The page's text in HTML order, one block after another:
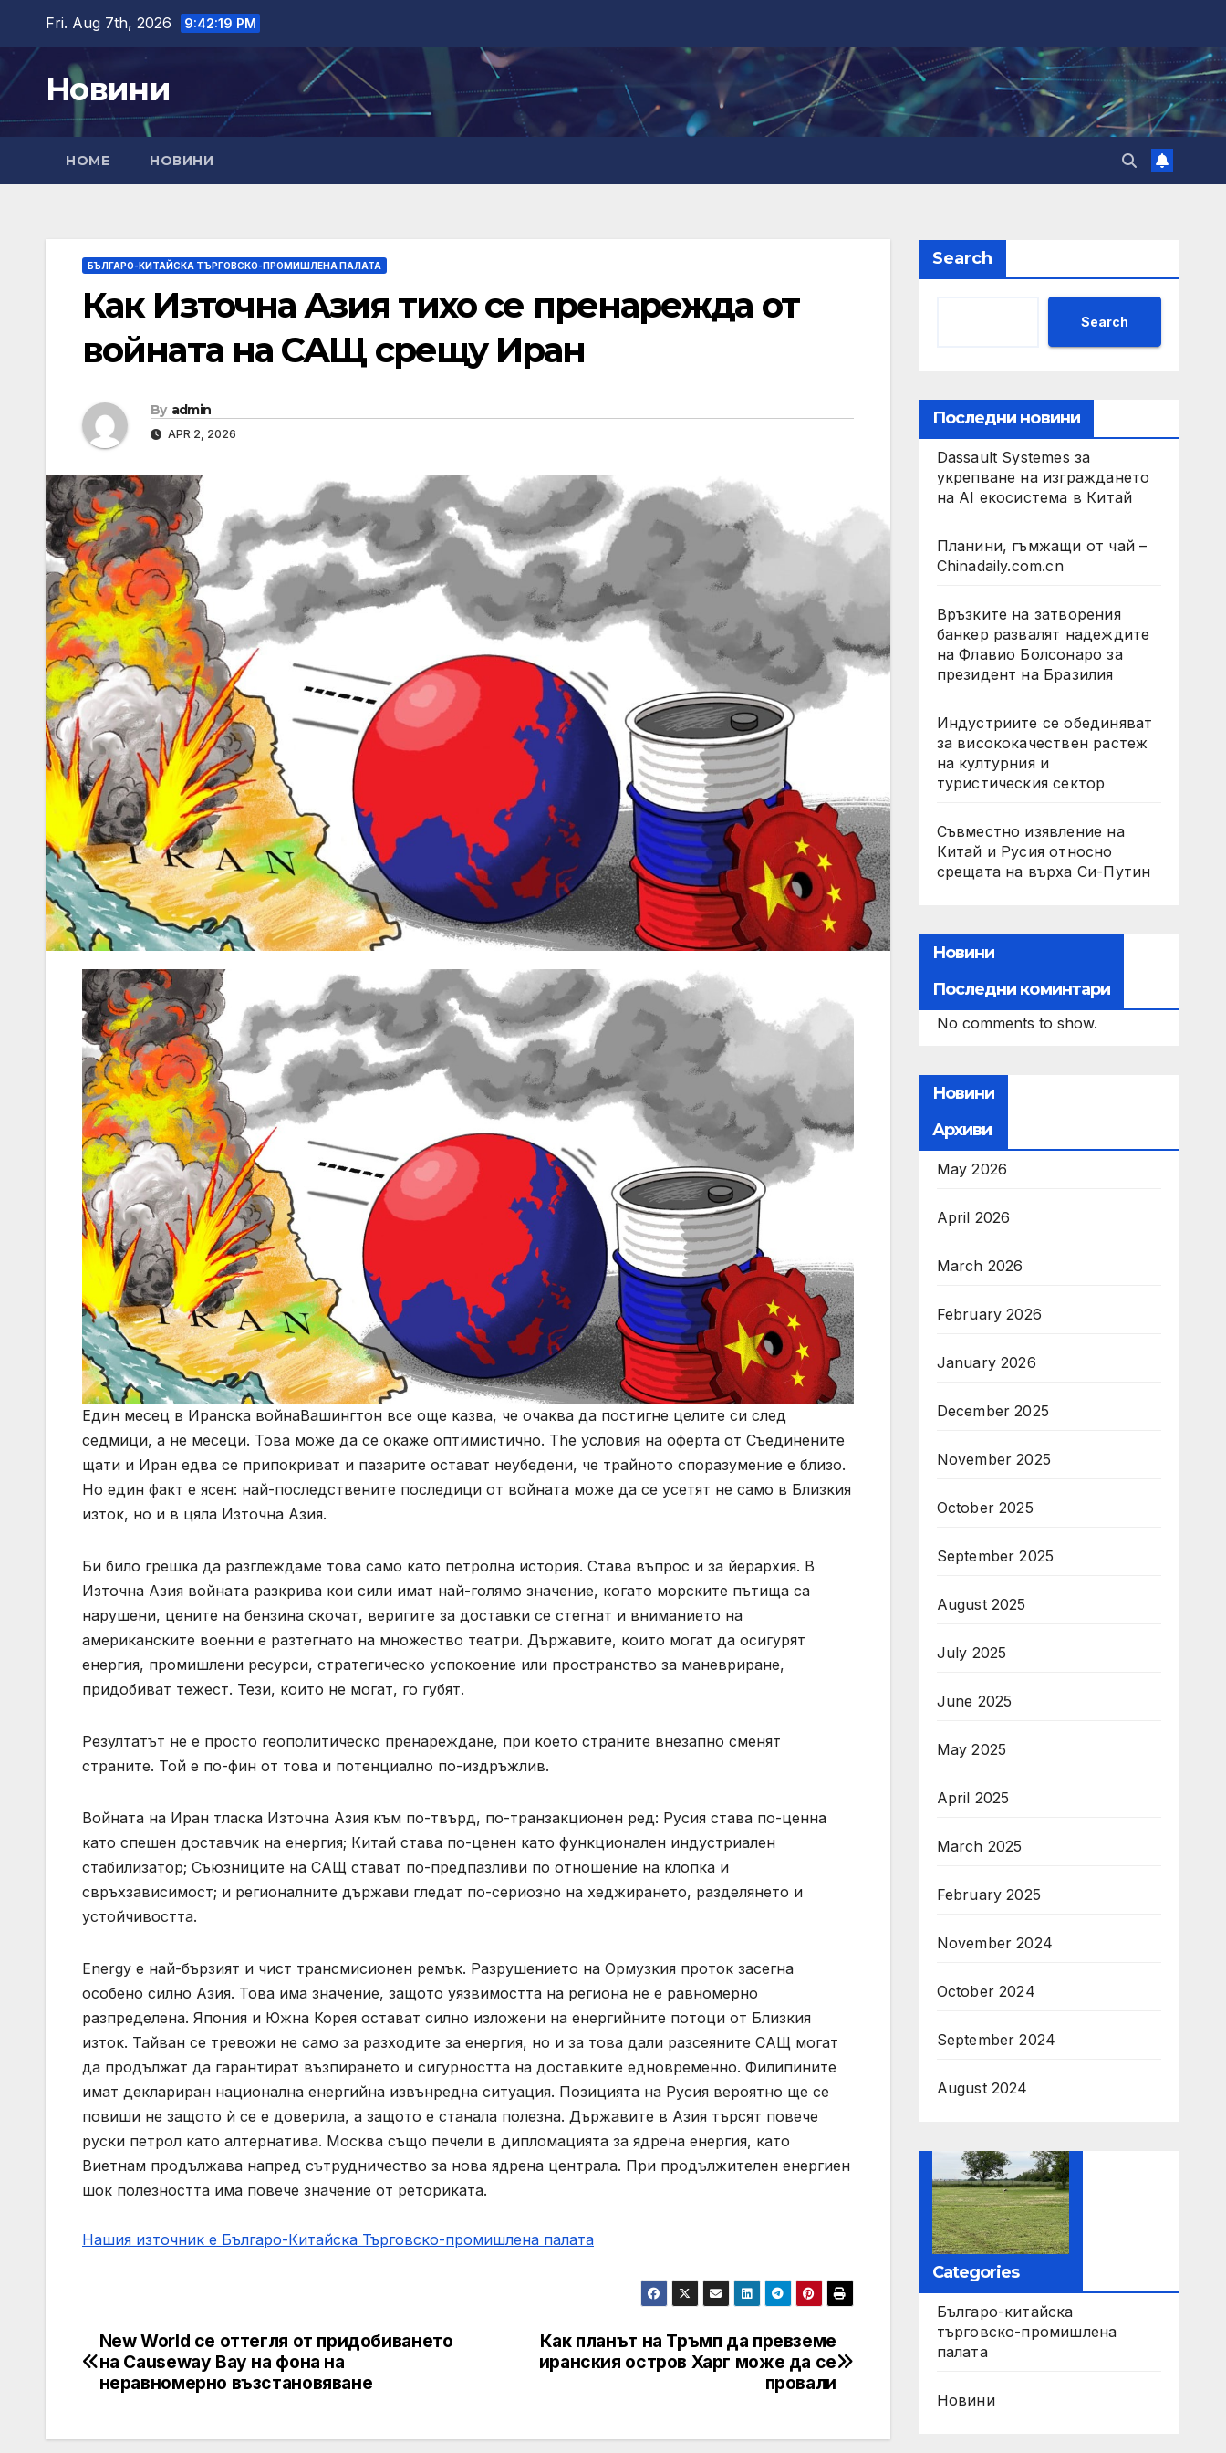
content
Fri. Aug 7th, 2026 9:42:20 PM
Новини
HOME НОВИНИ
БЪЛГАРО-КИТАЙСКА ТЪРГОВСКО-ПРОМИШЛЕНА ПАЛАТА
Как Източна Азия тихо се пренарежда от
войната на САЩ срещу Иран
By admin
APR 2, 2026
Един месец в Иранска войнаВашингтон все още казва, че очаква да постигне целите си след
седмици, а не месеци. Това може да се окаже оптимистично. The условия на оферта от Съединените
щати и Иран едва се припокриват и пазарите остават неубедени, че трайното споразумение е близо.
Но един факт е ясен: най-последствените последици от войната може да се усетят не само в Близкия
изток, но и в цяла Източна Азия.
Би било грешка да разглеждаме това само като петролна история. Става въпрос и за йерархия. В
Източна Азия войната разкрива кои сили имат най-голямо значение, когато морските пътища са
нарушени, цените на бензина скочат, веригите за доставки се стегнат и вниманието на
американските военни е разтегнато на множество театри. Държавите, които могат да осигурят
енергия, промишлени ресурси, стратегическо успокоение или пространство за маневриране,
придобиват тежест. Тези, които не могат, го губят.
Резултатът не е просто геополитическо пренареждане, при което страните внезапно сменят
страните. Той е по-фин от това и потенциално по-издръжлив.
Войната на Иран тласка Източна Азия към по-твърд, по-транзакционен ред: Русия става по-ценна
като спешен доставчик на енергия; Китай става по-ценен като функционален индустриален
стабилизатор; Съюзниците на САЩ стават по-предпазливи по отношение на клопка и
свръхзависимост; и регионалните държави гледат по-сериозно на хеджирането, разделянето и
устойчивостта.
Energy е най-бързият и чист трансмисионен ремък. Разрушението на Ормузкия проток засегна
особено силно Азия. Това има значение, защото уязвимостта на региона не е равномерно
разпределена. Япония и Южна Корея остават силно изложени на енергийните потоци от Близкия
изток. Тайван се тревожи не само за разходите за енергия, но и за това дали разсеяните САЩ могат
да продължат да гарантират възпирането и сигурността на доставките едновременно. Филипините
имат деклариран национална енергийна извънредна ситуация. Позицията на Русия вероятно ще се
повиши не защото ѝ се е доверила, а защото е станала полезна. Държавите в Азия търсят повече
руски петрол като алтернатива. Москва също печели в дипломацията за ядрена енергия, като
Виетнам продължава напред сътрудничество за нова ядрена централа. При продължителен енергиен
шок полезността има повече значение от реториката.
Нашия източник е Българо-Китайска Търговско-промишлена палaта
Post
navigation
Как планът на Тръмп да превземе
иранския остров Харг може да се
провали
New World се оттегля от придобиването
на Causeway Bay на фона на
неравномерно възстановяване
Search
Search
Последни новини
Dassault Systemes за
укрепване на изграждането
на AI екосистема в Китай
Планини, гъмжащи от чай –
Chinadaily.com.cn
Връзките на затворения
банкер развалят надеждите
на Флавио Болсонаро за
президент на Бразилия
Индустриите се обединяват
за висококачествен растеж
на културния и
туристическия сектор
Съвместно изявление на
Китай и Русия относно
срещата на върха Си-Путин
Новини
Последни коминтари
No comments to show.
Новини
Архиви
May 2026
April 2026
March 2026
February 2026
January 2026
December 2025
November 2025
October 2025
September 2025
August 2025
July 2025
June 2025
May 2025
April 2025
March 2025
February 2025
November 2024
October 2024
September 2024
August 2024
Categories
Българо-китайска
търговско-промишлена
палата
Новини